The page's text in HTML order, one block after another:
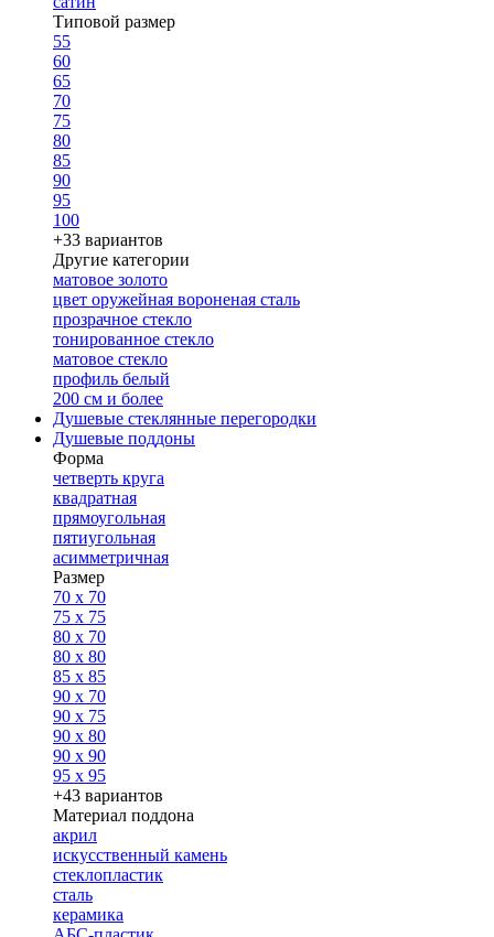
Типовой размер
55
60
65
70
75
80
85
90
95
100
+33 вариантов
Другие категории
матовое золото
цвет оружейная вороненая сталь
прозрачное стекло
тонированное стекло
матовое стекло
профиль белый
200 см и более
Душевые стеклянные перегородки
Душевые поддоны
Форма
четверть круга
квадратная
прямоугольная
пятиугольная
асимметричная
Размер
70 x 70
75 x 75
80 x 70
80 x 80
85 x 85
90 x 70
90 x 75
90 x 80
90 x 90
95 x 95
+43 вариантов
Материал поддона
акрил
искусственный камень
стеклопластик
сталь
керамика